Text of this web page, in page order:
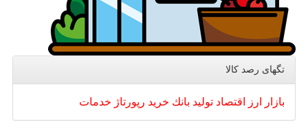
تگهای رصد كالا
بازار ارز اقتصاد تولید بانك خرید رپورتاژ خدمات